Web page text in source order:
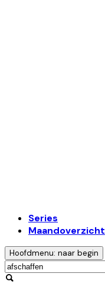
Series
Maandoverzicht
Hoofdmenu: naar begin